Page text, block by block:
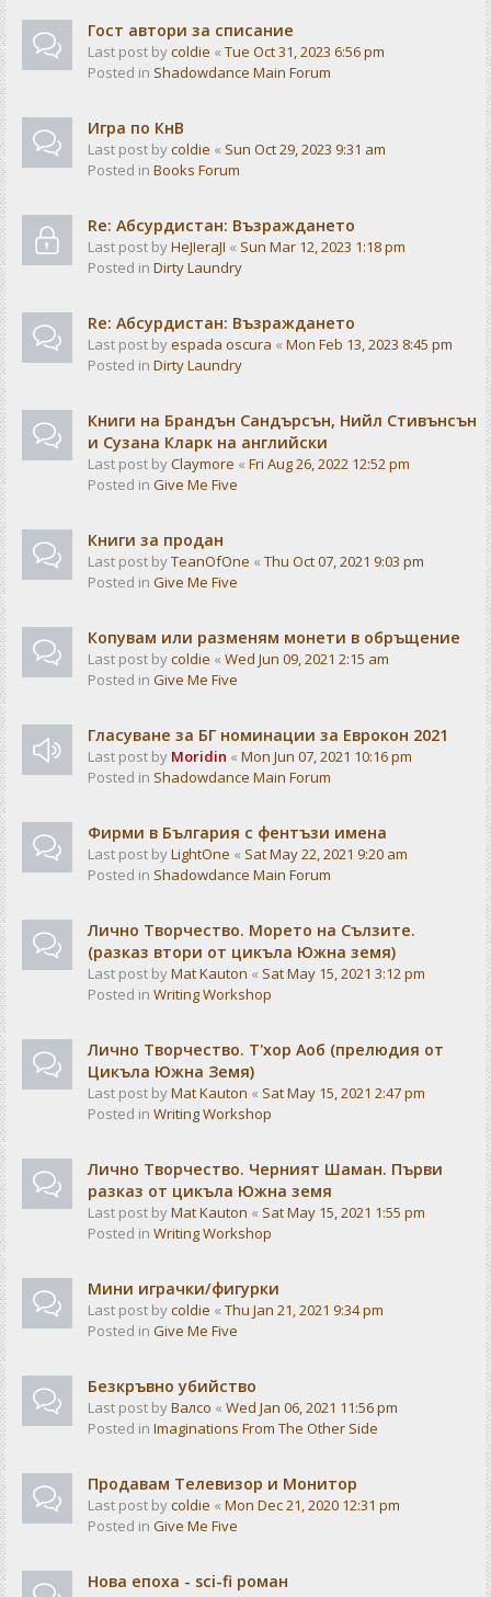
Гост автори за списание
Last post bycoldie « Tue Oct 31, 2023 6:56 pm
Posted in Shadowdance Main Forum
Игра по КнВ
Last post bycoldie « Sun Oct 29, 2023 9:31 am
Posted in Books Forum
Re: Абсурдистан: Възраждането
Last post byHeJIeraJI « Sun Mar 12, 2023 1:18 pm
Posted in Dirty Laundry
Re: Абсурдистан: Възраждането
Last post byespada oscura « Mon Feb 13, 2023 8:45 pm
Posted in Dirty Laundry
Книги на Брандън Сандърсън, Нийл Стивънсън
и Сузана Кларк на английски
Last post byClaymore « Fri Aug 26, 2022 12:52 pm
Posted in Give Me Five
Книги за продан
Last post byTeanOfOne « Thu Oct 07, 2021 9:03 pm
Posted in Give Me Five
Копувам или разменям монети в обръщение
Last post bycoldie « Wed Jun 09, 2021 2:15 am
Posted in Give Me Five
Гласуване за БГ номинации за Еврокон 2021
Last post by Moridin « Mon Jun 07, 2021 10:16 pm
Posted in Shadowdance Main Forum
Фирми в България с фентъзи имена
Last post byLightOne « Sat May 22, 2021 9:20 am
Posted in Shadowdance Main Forum
Лично Творчество. Морето на Сълзите.
(разказ втори от цикъла Южна земя)
Last post byMat Kauton « Sat May 15, 2021 3:12 pm
Posted in Writing Workshop
Лично Творчество. Т'хор Аоб (прелюдия от
Цикъла Южна Земя)
Last post byMat Kauton « Sat May 15, 2021 2:47 pm
Posted in Writing Workshop
Лично Творчество. Черният Шаман. Първи
разказ от цикъла Южна земя
Last post byMat Kauton « Sat May 15, 2021 1:55 pm
Posted in Writing Workshop
Мини играчки/фигурки
Last post bycoldie « Thu Jan 21, 2021 9:34 pm
Posted in Give Me Five
Безкръвно убийство
Last post byВалсо « Wed Jan 06, 2021 11:56 pm
Posted in Imaginations From The Other Side
Продавам Телевизор и Монитор
Last post bycoldie « Mon Dec 21, 2020 12:31 pm
Posted in Give Me Five
Нова епоха - sci-fi роман